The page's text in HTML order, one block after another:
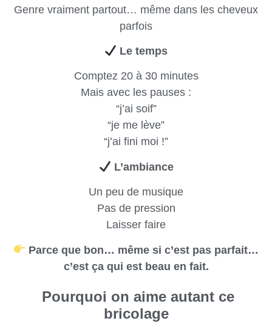
Genre vraiment partout… même dans les cheveux
parfois
Le temps
Comptez 20 à 30 minutes
Mais avec les pauses :
“j’ai soif”
“je me lève”
“j’ai fini moi !”
L’ambiance
Un peu de musique
Pas de pression
Laisser faire
Parce que bon… même si c’est pas parfait…
c’est ça qui est beau en fait.
Pourquoi on aime autant ce
bricolage